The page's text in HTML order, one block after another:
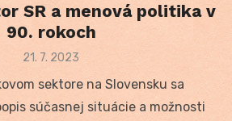
SR a menová politika v
90. rokoch
Posted
21. 7. 2023
sektore na Slovensku sa
súčasnej situácie a možnosti